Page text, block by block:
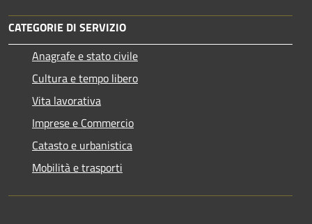
CATEGORIE DI SERVIZIO
Anagrafe e stato civile
Cultura e tempo libero
Vita lavorativa
Imprese e Commercio
Catasto e urbanistica
Mobilità e trasporti